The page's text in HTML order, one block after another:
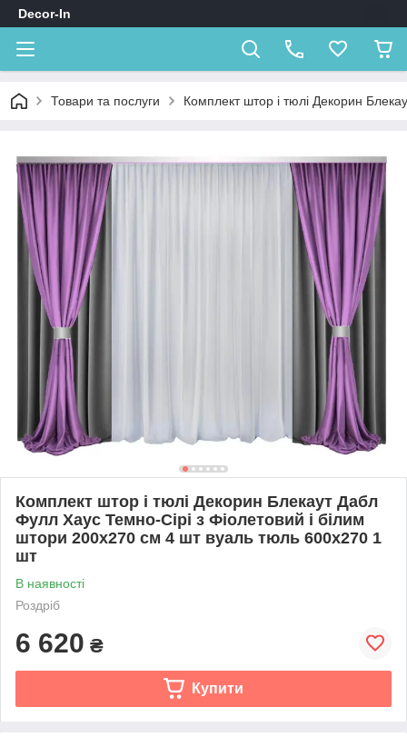
Decor-In
Товари та послуги Комплект штор і тюлі Декорин
Комплект штор і тюлі Декорин Блекаут Дабл
Фулл Хаус Темно-Сірі з Фіолетовий і білим
штори 200x270 см 4 шт вуаль тюль 600х270 1
шт
В наявності
Роздріб
6 620 ₴
Купити